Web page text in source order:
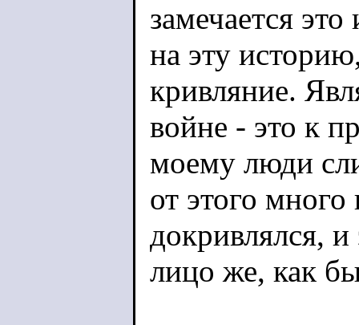
замечается
на эту
кривляние.
войне - это к
моему люди
от этого
докривлялся,
лицо же, как